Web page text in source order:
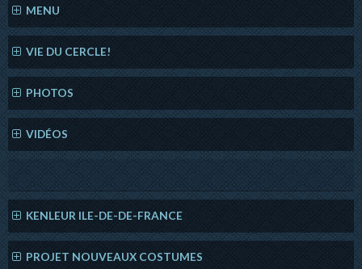
MENU
VIE DU CERCLE!
PHOTOS
VIDÉOS
KENLEUR ILE-DE-DE-FRANCE
PROJET NOUVEAUX COSTUMES